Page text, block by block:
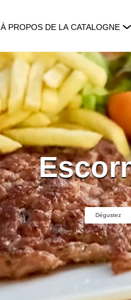
À PROPOS DE LA CATALOGNE
Dégustez